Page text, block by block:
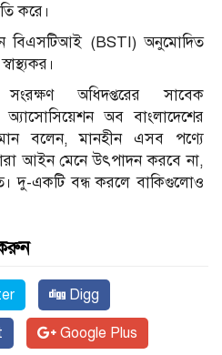
করে।
বিএসটিআই (BSTI) অনুমোদিত
অধিদপ্তরের সাবেক
অব বাংলাদেশের
বলেন, মানহীন এসব পণ্যে
আইন মেনে উৎপাদন করবে না,
দু-একটি বন্ধ করলে বাকিগুলোও
Digg
Google Plus